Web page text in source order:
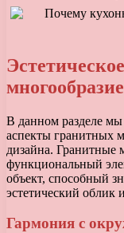
В данном разделе
аспекты гранитных
дизайна. Гранитные
функциональный
объект, способный
эстетический облик
Гармония с